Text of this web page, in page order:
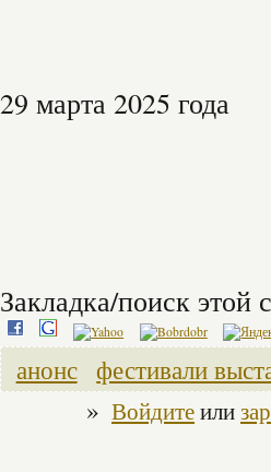
29 марта 2025 года
Закладка/поиск этой
анонс фестивали
» Войдитеили